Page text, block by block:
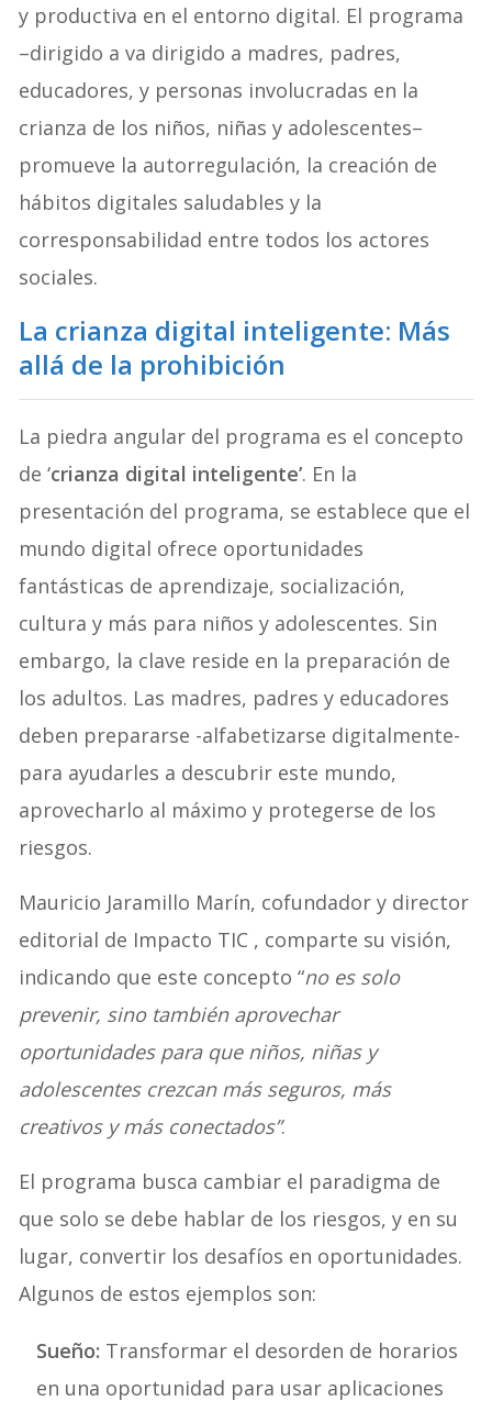
y productiva en el entorno digital. El programa
–dirigido a va dirigido a madres, padres,
educadores, y personas involucradas en la
crianza de los niños, niñas y adolescentes–
promueve la autorregulación, la creación de
hábitos digitales saludables y la
corresponsabilidad entre todos los actores
sociales.
La crianza digital inteligente: Más
allá de la prohibición
La piedra angular del programa es el concepto
de ‘crianza digital inteligente’. En la
presentación del programa, se establece que el
mundo digital ofrece oportunidades
fantásticas de aprendizaje, socialización,
cultura y más para niños y adolescentes. Sin
embargo, la clave reside en la preparación de
los adultos. Las madres, padres y educadores
deben prepararse -alfabetizarse digitalmente-
para ayudarles a descubrir este mundo,
aprovecharlo al máximo y protegerse de los
riesgos.
Mauricio Jaramillo Marín, cofundador y director
editorial de Impacto TIC , comparte su visión,
indicando que este concepto “no es solo
prevenir, sino también aprovechar
oportunidades para que niños, niñas y
adolescentes crezcan más seguros, más
creativos y más conectados”.
El programa busca cambiar el paradigma de
que solo se debe hablar de los riesgos, y en su
lugar, convertir los desafíos en oportunidades.
Algunos de estos ejemplos son:
Sueño: Transformar el desorden de horarios
en una oportunidad para usar aplicaciones